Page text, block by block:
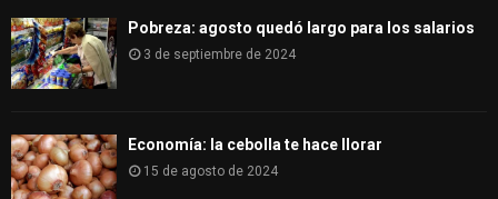
Pobreza: agosto quedó largo para los salarios
3 de septiembre de 2024
Economía: la cebolla te hace llorar
15 de agosto de 2024